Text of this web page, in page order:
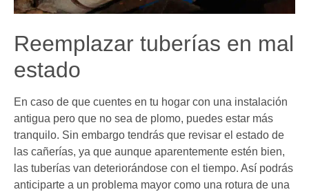
Reemplazar tuberías en mal
estado
En caso de que cuentes en tu hogar con una instalación
antigua pero que no sea de plomo, puedes estar más
tranquilo. Sin embargo tendrás que revisar el estado de
las cañerías, ya que aunque aparentemente estén bien,
las tuberías van deteriorándose con el tiempo. Así podrás
anticiparte a un problema mayor como una rotura de una